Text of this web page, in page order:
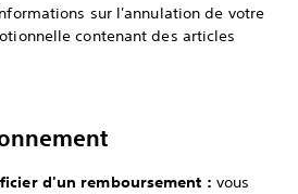
sur l'annulation de votre
contenant des articles
d'un remboursement : vous